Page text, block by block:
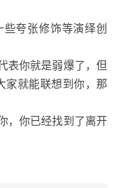
夸张修饰等演绎创
表你就是弱爆了，但
家就能联想到你，那
，你已经找到了离开